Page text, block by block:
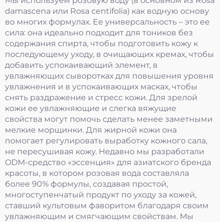
damascena или Rosa centifolia) как водную основу
во многих формулах. Ее универсальность – это ее
сила: она идеально подходит для тоников без
содержания спирта, чтобы подготовить кожу к
последующему уходу, в очищающих кремах, чтобы
добавить успокаивающий элемент, в
увлажняющих сыворотках для повышения уровня
увлажнения и в успокаивающих масках, чтобы
снять раздражение и стресс кожи. Для зрелой
кожи ее увлажняющие и слегка вяжущие
свойства могут помочь сделать менее заметными
мелкие морщинки. Для жирной кожи она
помогает регулировать выработку кожного сала,
не пересушивая кожу. Недавно мы разработали
ODM-средство «эссенция» для азиатского бренда
красоты, в котором розовая вода составляла
более 90% формулы, создавая простой,
многоступенчатый продукт по уходу за кожей,
ставший культовым фаворитом благодаря своим
увлажняющим и смягчающим свойствам. Мы